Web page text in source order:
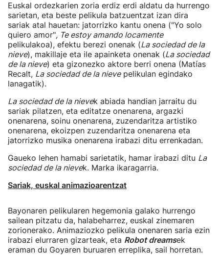
Euskal ordezkarien zoria erdiz erdi aldatu da hurrengo
sarietan, eta beste pelikula batzuentzat izan dira
sariak atal hauetan: jatorrizko kantu onena ("Yo solo
quiero amor", Te estoy amando locamente
pelikulakoa), efektu berezi onenak (La sociedad de la
nieve), makillaje eta ile apainketa onenak (La sociedad
de la nieve) eta gizonezko aktore berri onena (Matías
Recalt, La sociedad de la nievepelikulan egindako
lanagatik).
La sociedad de la nievek abiada handian jarraitu du
sariak pilatzen, eta editatze onenarena, argazki
onenarena, soinu onenarena, zuzendaritza artistiko
onenarena, ekoizpen zuzendaritza onenarena eta
jatorrizko musika onenarena irabazi ditu errenkadan.
Gaueko lehen hamabi sarietatik, hamar irabazi ditu La
sociedad de la nievek. Marka ikaragarria.
Sariak, euskal animazioarentzat
Bayonaren pelikularen hegemonia galako hurrengo
sailean pitzatu da, halabeharrez, euskal zinemaren
zorionerako. Animaziozko pelikula onenaren saria ezin
irabazi elurraren gizarteak, eta Robot dreamsek
eraman du Goyaren buruaren erreplika, sail horretan.